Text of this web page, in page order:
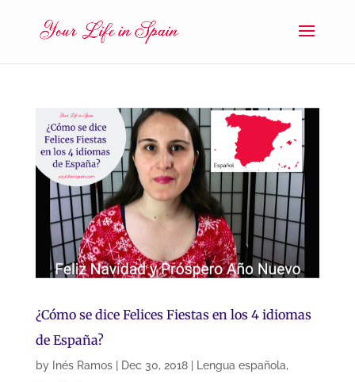
¿Cómo se dice Felices Fiestas en los 4 idiomas
de España?
by Inés Ramos| Dec 30, 2018| Lengua española,